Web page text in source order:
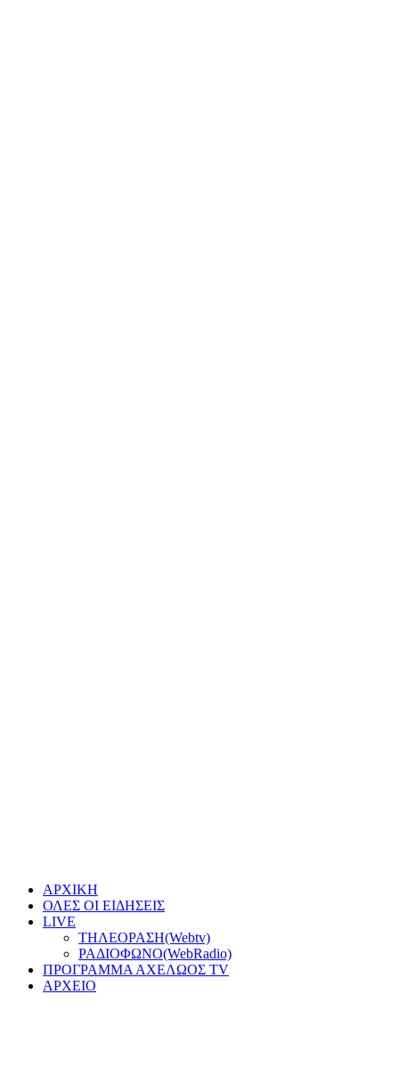
ΑΡΧΙΚΗ
ΟΛΕΣ ΟΙ ΕΙΔΗΣΕΙΣ
LIVE
ΤΗΛΕΟΡΑΣΗ(Webtv)
ΡΑΔΙΟΦΩΝΟ(WebRadio)
ΠΡΟΓΡΑΜΜΑ ΑΧΕΛΩΟΣ TV
ΑΡΧΕΙΟ